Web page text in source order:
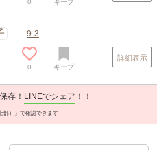
9-3
0 キープ
詳細表示
存！ LINEでシェア ！！
部）」で確認できます